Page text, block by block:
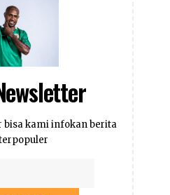
bisa kami infokan berita